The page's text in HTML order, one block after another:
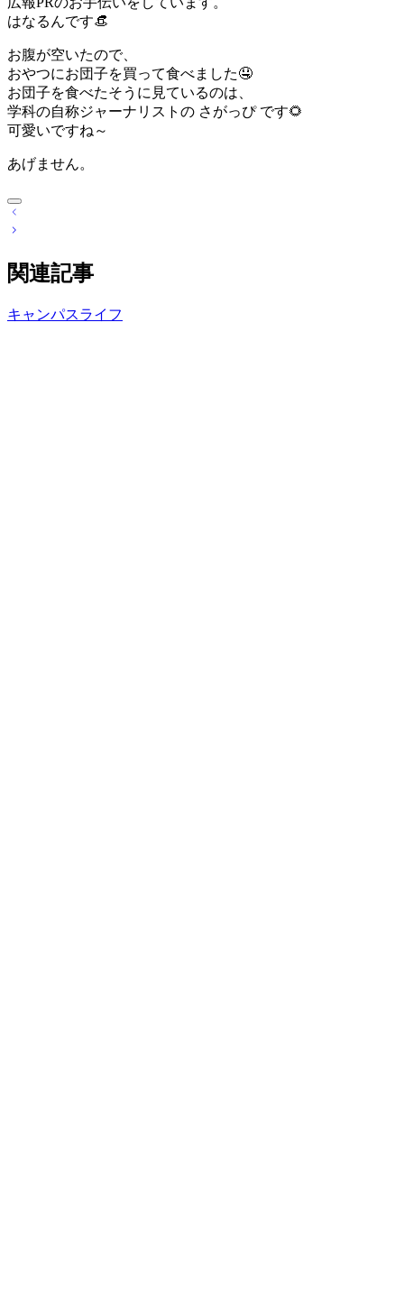
はなるんです👒
お腹が空いたので、
おやつにお団子を買って食べました🤤
お団子を食べたそうに見ているのは、
学科の自称ジャーナリストの さがっぴ です🌻
可愛いですね～
あげません。
投
稿
ビ
ゲ
ー
関連記事
キャンパスライフ